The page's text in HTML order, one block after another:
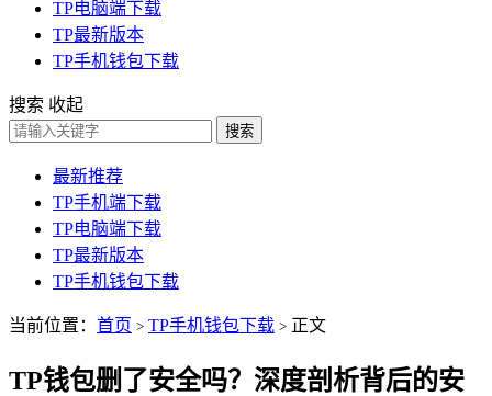
TP电脑端下载
TP最新版本
TP手机钱包下载
搜索 收起
搜索
最新推荐
TP手机端下载
TP电脑端下载
TP最新版本
TP手机钱包下载
当前位置： 首页 > TP手机钱包下载 > 正文
TP钱包删了安全吗？深度剖析背后的安